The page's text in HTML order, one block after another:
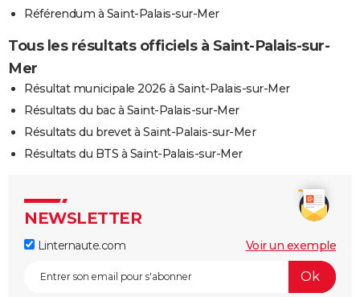
Référendum à Saint-Palais-sur-Mer
Tous les résultats officiels à Saint-Palais-sur-
Mer
Résultat municipale 2026 à Saint-Palais-sur-Mer
Résultats du bac à Saint-Palais-sur-Mer
Résultats du brevet à Saint-Palais-sur-Mer
Résultats du BTS à Saint-Palais-sur-Mer
NEWSLETTER
Linternaute.com Voir un exemple